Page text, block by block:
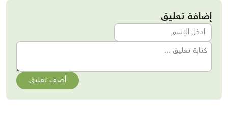
إضافة تعليق
أضف تعليق